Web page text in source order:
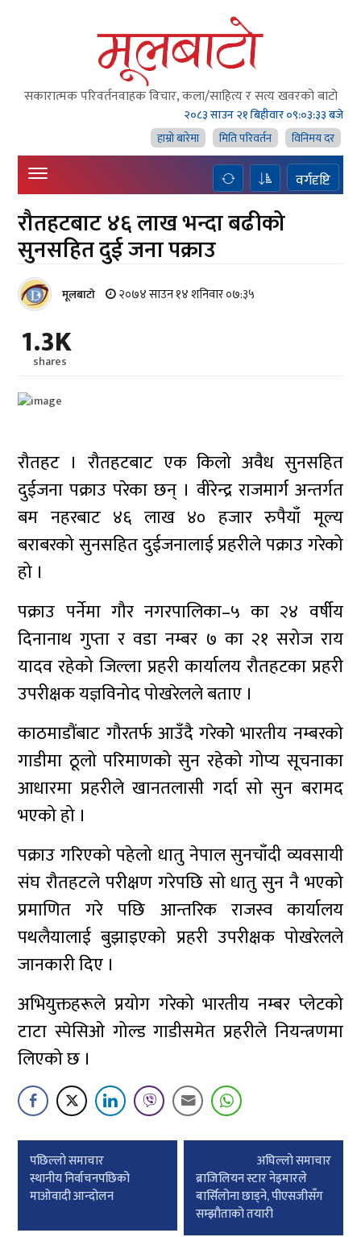
सकारात्मक परिवर्तनवाहक विचार, कला/साहित्य र सत्य खवरको बाटाे
२०८३ साउन २१ बिहीवार०९:०३:३४ बजे
हाम्राे बारेमा
मिति परिवर्तन विनिमय दर
वर्गदृष्टि
रौतहटबाट ४६ लाख भन्दा बढीको
सुनसहित दुई जना पक्राउ
मूलबाटाे २०७४ साउन १४ शनिवार ०७:३५
1.3K
shares
रौतहट । रौतहटबाट एक किलो अवैध सुनसहित
दुईजना पक्राउ परेका छन् । वीरेन्द्र राजमार्ग अन्तर्गत
बम नहरबाट ४६ लाख ४० हजार रुपैयाँ मूल्य
बराबरको सुनसहित दुईजनालाई प्रहरीले पक्राउ गरेको
हो ।
पक्राउ पर्नेमा गौर नगरपालिका–५ का २४ वर्षीय
दिनानाथ गुप्ता र वडा नम्बर ७ का २१ सरोज राय
यादव रहेको जिल्ला प्रहरी कार्यालय रौतहटका प्रहरी
उपरीक्षक यज्ञविनोद पोखरेलले बताए ।
काठमाडौंबाट गौरतर्फ आउँदै गरेकोे भारतीय नम्बरको
गाडीमा ठूलो परिमाणको सुन रहेको गोप्य सूचनाका
आधारमा प्रहरीले खानतलासी गर्दा सो सुन बरामद
भएको हो ।
पक्राउ गरिएको पहेलो धातु नेपाल सुनचाँदी व्यवसायी
संघ रौतहटले परीक्षण गरेपछि सो धातु सुन नै भएको
प्रमाणित गरे पछि आन्तरिक राजस्व कार्यालय
पथलैयालाई बुझाइएको प्रहरी उपरीक्षक पोखरेलले
जानकारी दिए ।
अभियुक्तहरूले प्रयोग गरेको भारतीय नम्बर प्लेटको
टाटा स्पेसिओ गोल्ड गाडीसमेत प्रहरीले नियन्त्रणमा
लिएको छ ।
Post
navigation
पछिल्लाे समाचार
स्थानीय निर्वाचनपछिको
माओवादी आन्दोलन
अघिल्लाे समाचार
ब्राजिलियन स्टार नेइमारले
बार्सिलोना छाड्ने, पीएसजीसँग
सम्झौताको तयारी